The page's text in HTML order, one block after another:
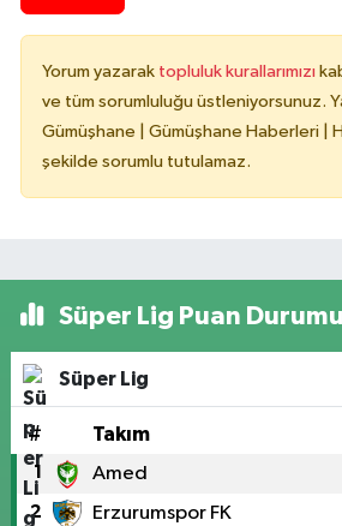
Yorum yazarak topluluk kurallarımızı
ve tüm sorumluluğu üstleniyorsunuz.
Gümüşhane | Gümüşhane Haberleri |
şekilde sorumlu tutulamaz.
Süper Lig Puan Durumu
Süper Lig
# Takım
1 Amed
2 Erzurumspor FK